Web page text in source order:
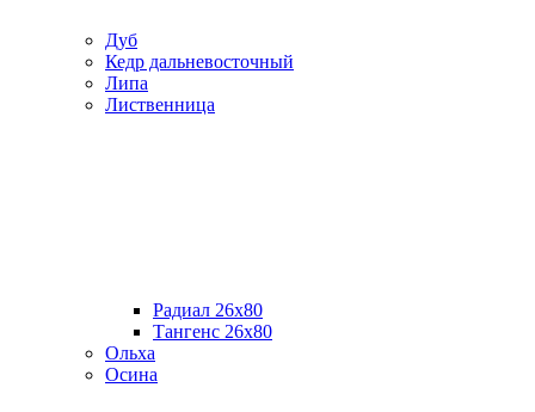
Дуб
Кедр дальневосточный
Липа
Лиственница
Радиал 26х80
Тангенс 26х80
Ольха
Осина